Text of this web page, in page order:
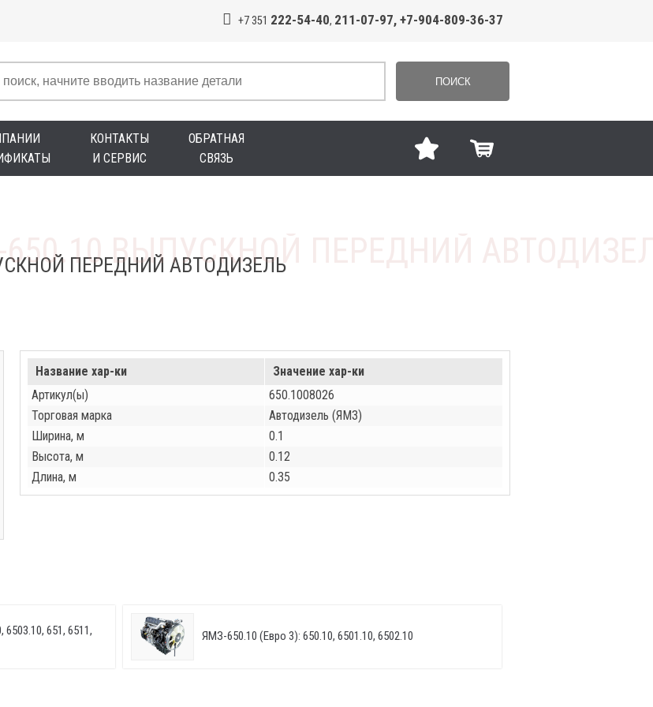
+7 351 222-54-40, 211-07-97, +7-904-809-36-37
ПОИСК
КОНТАКТЫ
И СЕРВИС
ОБРАТНАЯ
СВЯЗЬ
ПЕРЕДНИЙ АВТОДИЗЕЛЬ
Название хар-ки
Значение хар-ки
Артикул(ы)
650.1008026
Торговая марка
Автодизель (ЯМЗ)
Ширина, м
0.1
Высота, м
0.12
Длина, м
0.35
651, 6511,
ЯМЗ-650.10 (Евро 3): 650.10, 6501.10, 6502.10